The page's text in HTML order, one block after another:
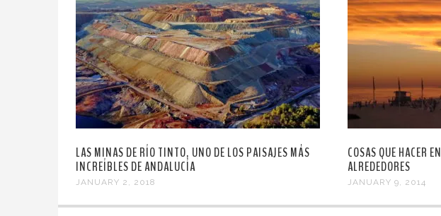
LAS MINAS DE RÍO TINTO, UNO DE LOS PAISAJES MÁS
INCREÍBLES DE ANDALUCÍA
JANUARY 2, 2018
COSAS QUE HACER
ALREDEDORES
JANUARY 9, 2014